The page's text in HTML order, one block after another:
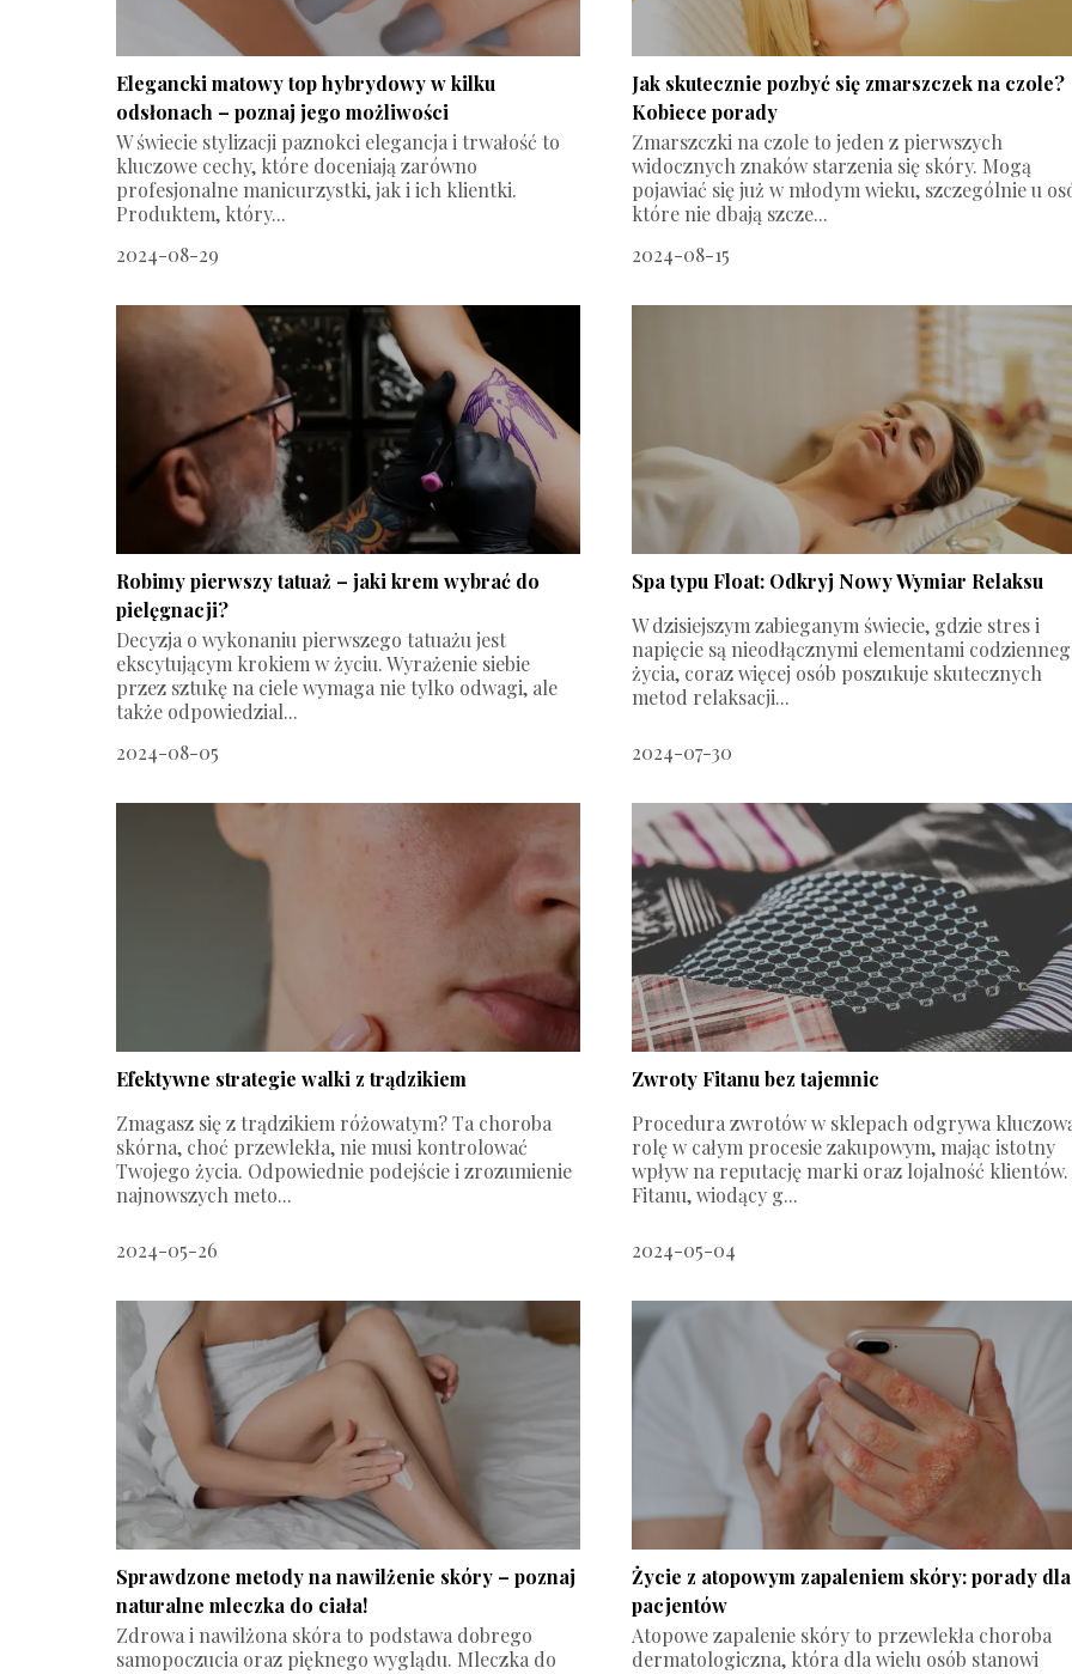
Elegancki matowy top hybrydowy w kilku
odsłonach – poznaj jego możliwości
W świecie stylizacji paznokci elegancja i trwałość to
kluczowe cechy, które doceniają zarówno
profesjonalne manicurzystki, jak i ich klientki.
Produktem, który...
2024-08-29
Jak skutecznie pozbyć się zmarszczek na czole?
Kobiece porady
Zmarszczki na czole to jeden z pierwszych
widocznych znaków starzenia się skóry. Mogą
pojawiać się już w młodym wieku, szczególnie u
które nie dbają szcze...
2024-08-15
Robimy pierwszy tatuaż – jaki krem wybrać do
pielęgnacji?
Decyzja o wykonaniu pierwszego tatuażu jest
ekscytującym krokiem w życiu. Wyrażenie siebie
przez sztukę na ciele wymaga nie tylko odwagi, ale
także odpowiedzial...
2024-08-05
Spa typu Float: Odkryj Nowy Wymiar Relaksu
W dzisiejszym zabieganym świecie, gdzie stres i
napięcie są nieodłącznymi elementami
życia, coraz więcej osób poszukuje skutecznych
metod relaksacji...
2024-07-30
Efektywne strategie walki z trądzikiem
Zmagasz się z trądzikiem różowatym? Ta choroba
skórna, choć przewlekła, nie musi kontrolować
Twojego życia. Odpowiednie podejście i zrozumienie
najnowszych meto...
2024-05-26
Zwroty Fitanu bez tajemnic
Procedura zwrotów w sklepach odgrywa
rolę w całym procesie zakupowym, mając istotny
wpływ na reputację marki oraz lojalność klientów.
Fitanu, wiodący g...
2024-05-04
Sprawdzone metody na nawilżenie skóry – poznaj
naturalne mleczka do ciała!
Zdrowa i nawilżona skóra to podstawa dobrego
samopoczucia oraz pięknego wyglądu. Mleczka do
Życie z atopowym zapaleniem skóry: porady dla
pacjentów
Atopowe zapalenie skóry to przewlekła choroba
dermatologiczna, która dla wielu osób stanowi